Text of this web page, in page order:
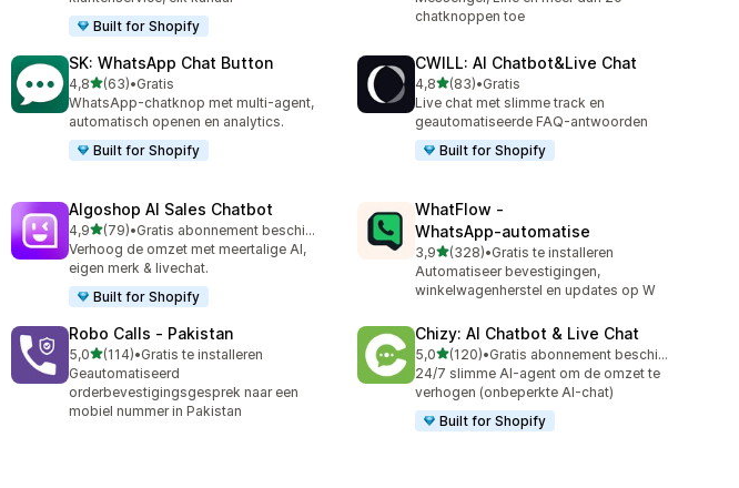
Built for Shopify
chatknoppen toe
SK: WhatsApp Chat Button
4,8van 5 sterren
(63)
63 recensies in totaal
•Gratis
WhatsApp-chatknop met multi-agent,
automatisch openen en analytics.
Built for Shopify
CWILL: AI Chatbot&Live Chat
4,8van 5 sterren
(83)
83 recensies in totaal
•Gratis
Live chat met slimme track en
geautomatiseerde FAQ-antwoorden
Built for Shopify
Algoshop AI Sales Chatbot
4,9van 5 sterren
(79)
79 recensies in totaal
•
Gratis abonnement beschikbaar
Verhoog de omzet met meertalige AI,
eigen merk & livechat.
Built for Shopify
WhatFlow ‑
WhatsApp‑automatise
3,9van 5 sterren
(328)
328 recensies in totaal
•Gratis te installeren
Automatiseer bevestigingen,
winkelwagenherstel en updates op W
Robo Calls ‑ Pakistan
5,0van 5 sterren
(114)
114 recensies in totaal
•Gratis te installeren
Geautomatiseerd
orderbevestigingsgesprek naar een
mobiel nummer in Pakistan
Chizy: AI Chatbot & Live Chat
5,0van 5 sterren
(120)
120 recensies in totaal
•
Gratis abonnement beschikbaar
24/7 slimme AI-agent om de omzet te
verhogen (onbeperkte AI-chat)
Built for Shopify